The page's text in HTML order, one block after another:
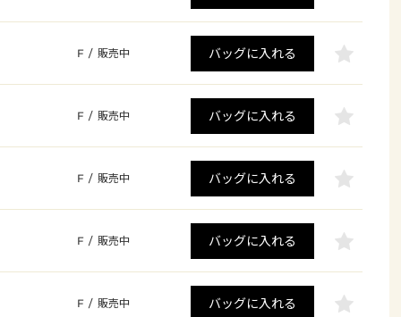
F / 販売中 バッグに入れる
F / 販売中 バッグに入れる
F / 販売中 バッグに入れる
F / 販売中 バッグに入れる
F / 販売中 バッグに入れる